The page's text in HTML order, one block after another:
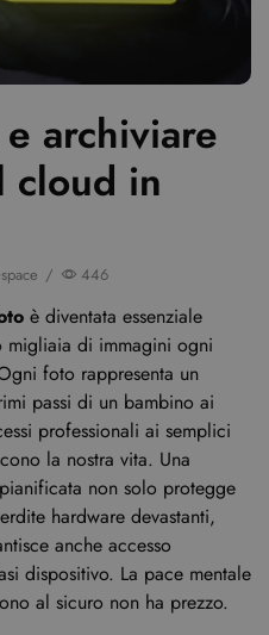
archiviare
cloud in
/ 446
è diventata essenziale
migliaia di immagini ogni
foto rappresenta un
passi di un bambino ai
professionali ai semplici
la nostra vita. Una
non solo protegge
hardware devastanti,
anche accesso
dispositivo. La pace mentale
al sicuro non ha prezzo.